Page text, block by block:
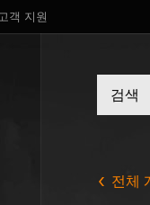
객 지원
전체